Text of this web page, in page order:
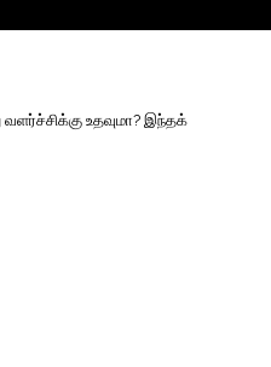
வளர்ச்சிக்கு உதவுமா? இந்தக்